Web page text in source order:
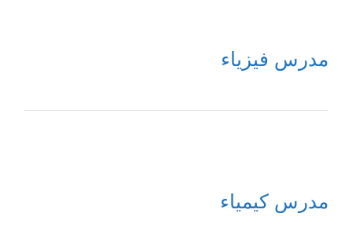
مدرس فيزياء
مدرس كيمياء